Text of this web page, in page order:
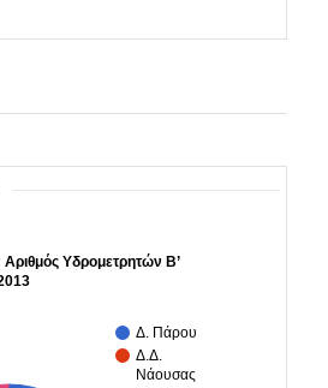
Υδρομετρητών Β’
Δ. Πάρου
Δ.Δ.
Νάουσας